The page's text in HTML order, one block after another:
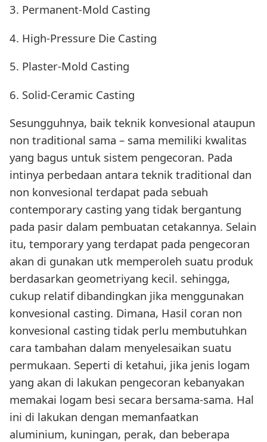
3. Permanent-Mold Casting
4. High-Pressure Die Casting
5. Plaster-Mold Casting
6. Solid-Ceramic Casting
Sesungguhnya, baik teknik konvesional ataupun
non traditional sama – sama memiliki kwalitas
yang bagus untuk sistem pengecoran. Pada
intinya perbedaan antara teknik traditional dan
non konvesional terdapat pada sebuah
contemporary casting yang tidak bergantung
pada pasir dalam pembuatan cetakannya. Selain
itu, temporary yang terdapat pada pengecoran
akan di gunakan utk memperoleh suatu produk
berdasarkan geometriyang kecil. sehingga,
cukup relatif dibandingkan jika menggunakan
konvesional casting. Dimana, Hasil coran non
konvesional casting tidak perlu membutuhkan
cara tambahan dalam menyelesaikan suatu
permukaan. Seperti di ketahui, jika jenis logam
yang akan di lakukan pengecoran kebanyakan
memakai logam besi secara bersama-sama. Hal
ini di lakukan dengan memanfaatkan
aluminium, kuningan, perak, dan beberapa